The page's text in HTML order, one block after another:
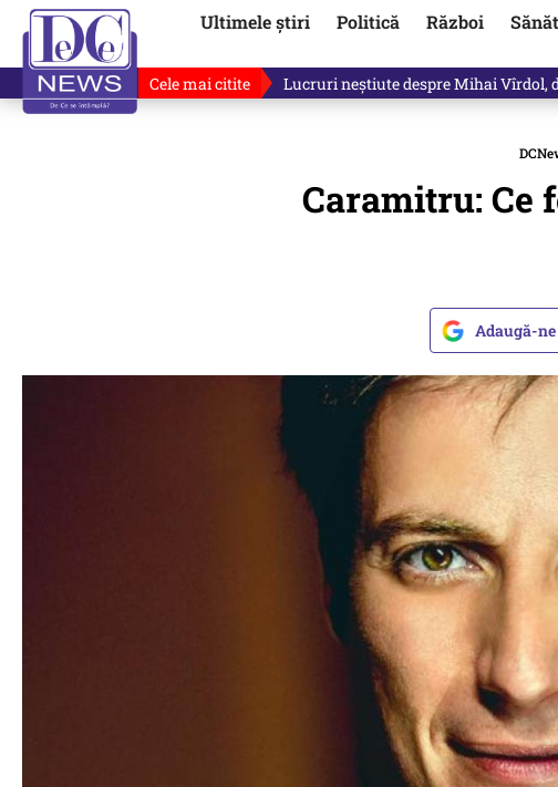
Ultimele știri Politică Război
Cele mai citite Lucruri neștiute despre Mihai Vîrdol,
Caramitru: Ce
Adaugă-